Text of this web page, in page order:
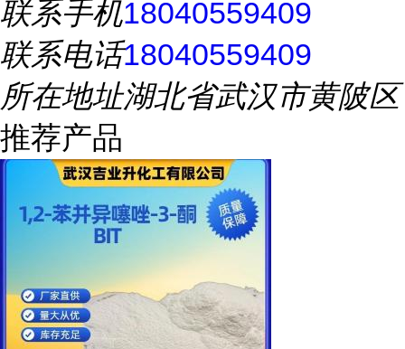
联系手机18040559409
联系电话18040559409
所在地址湖北省武汉市黄陂区
推荐产品